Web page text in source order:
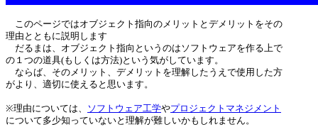
このページではオブジェクト指向のメリットとデメリットをその
理由とともに説明します
だるまは、オブジェクト指向というのはソフトウェアを作る上で
の１つの道具(もしくは方法)という気がしています。
ならば、そのメリット、デメリットを理解したうえで使用した方
がより、適切に使えると思います。
※理由については、 ソフトウェア工学やプロジェクトマネジメント
について多少知っていないと理解が難しいかもしれません。